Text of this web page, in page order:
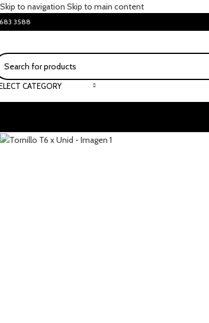
Skip to navigation Skip to main content
3588
CATEGORY